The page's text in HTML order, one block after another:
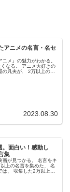
アニメの名言・名セ
ニメ』の魅力がわかる。
なる。 アニメ大好きの
凡夫が、 2万以上の名
2023.08.30
面白い！感動し
集
画が見つかる。 名言をキ
上の名言を集めた、 名
、 収集した2万以上の